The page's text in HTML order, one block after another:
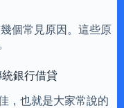
個常見原因。這些原
銀行借貸
，也就是大家常說的